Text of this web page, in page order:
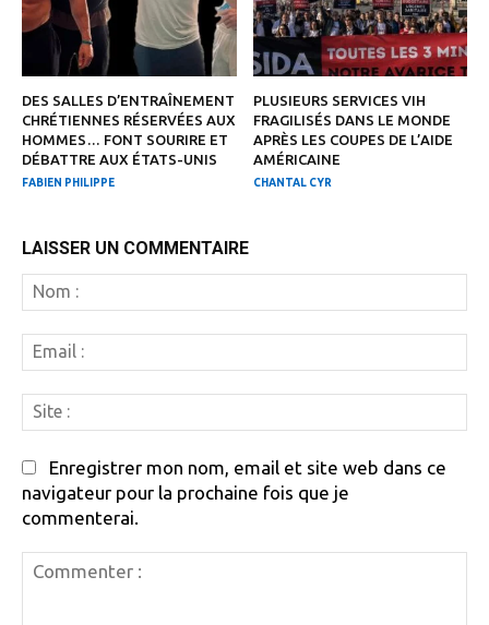
DES SALLES D’ENTRAÎNEMENT
CHRÉTIENNES RÉSERVÉES AUX
HOMMES… FONT SOURIRE ET
DÉBATTRE AUX ÉTATS-UNIS
FABIEN PHILIPPE
PLUSIEURS SERVICES VIH
FRAGILISÉS DANS LE MONDE
APRÈS LES COUPES DE L’AIDE
AMÉRICAINE
CHANTAL CYR
LAISSER UN COMMENTAIRE
:
:
:
Enregistrer mon nom, email et site web dans ce
navigateur pour la prochaine fois que je
commenterai.